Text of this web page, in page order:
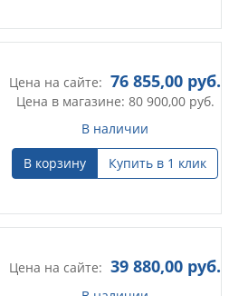
Цена на сайте: 76 855,00 руб.
Цена в магазине: 80 900,00руб.
В наличии
В корзину
Купить в 1 клик
Цена на сайте: 39 880,00 руб.